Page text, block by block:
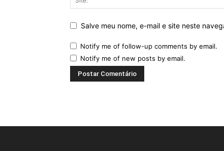
Salve meu nome, e-mail e site neste
Notify me of follow-up comments by email.
Notify me of new posts by email.